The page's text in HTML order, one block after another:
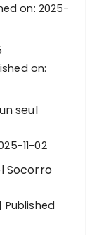
on: 2025-
on:
seul
11-02
Socorro
Published